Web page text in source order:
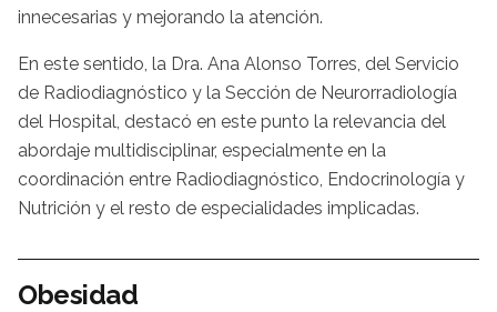
innecesarias y mejorando la atención.
En este sentido, la Dra. Ana Alonso Torres, del Servicio
de Radiodiagnóstico y la Sección de Neurorradiología
del Hospital, destacó en este punto la relevancia del
abordaje multidisciplinar, especialmente en la
coordinación entre Radiodiagnóstico, Endocrinología y
Nutrición y el resto de especialidades implicadas.
Obesidad